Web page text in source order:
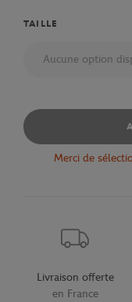
TAILLE
Aucune option
Merci de
Livraison offerte
en France